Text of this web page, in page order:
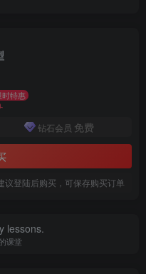
时特惠
钻石会员 免费
议登陆后购买，可保存购买订单
lessons.
课堂